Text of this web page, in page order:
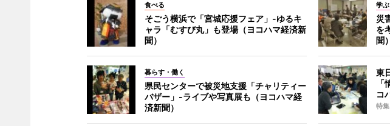
食べる
そごう横浜で「宮城応援フェア」-ゆるキ
ャラ「むすび丸」も登場（ヨコハマ経済新
聞）
学
災
を
聞）
暮らす・働く
県民センターで被災地支援「チャリティー
バザー」-ライブや写真展も（ヨコハマ経
済新聞）
東
コ
特集